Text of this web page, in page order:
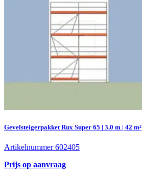
Gevelsteigerpakket Rux Super 65 | 3.0 m | 42 m²
Artikelnummer 602405
Prijs op aanvraag